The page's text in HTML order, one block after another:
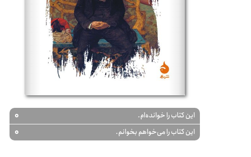
این کتاب را خوانده‌ام. 0
این کتاب را می‌خواهم بخوانم. 0